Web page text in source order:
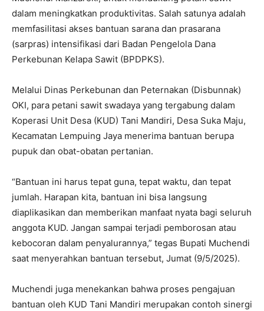
dalam meningkatkan produktivitas. Salah satunya adalah
memfasilitasi akses bantuan sarana dan prasarana
(sarpras) intensifikasi dari Badan Pengelola Dana
Perkebunan Kelapa Sawit (BPDPKS).
Melalui Dinas Perkebunan dan Peternakan (Disbunnak)
OKI, para petani sawit swadaya yang tergabung dalam
Koperasi Unit Desa (KUD) Tani Mandiri, Desa Suka Maju,
Kecamatan Lempuing Jaya menerima bantuan berupa
pupuk dan obat-obatan pertanian.
“Bantuan ini harus tepat guna, tepat waktu, dan tepat
jumlah. Harapan kita, bantuan ini bisa langsung
diaplikasikan dan memberikan manfaat nyata bagi seluruh
anggota KUD. Jangan sampai terjadi pemborosan atau
kebocoran dalam penyalurannya,” tegas Bupati Muchendi
saat menyerahkan bantuan tersebut, Jumat (9/5/2025).
Muchendi juga menekankan bahwa proses pengajuan
bantuan oleh KUD Tani Mandiri merupakan contoh sinergi